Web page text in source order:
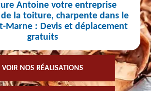
Antoine votre entreprise
la toiture, charpente dans le
Marne : Devis et déplacement
gratuits
VOIR NOS RÉALISATIONS